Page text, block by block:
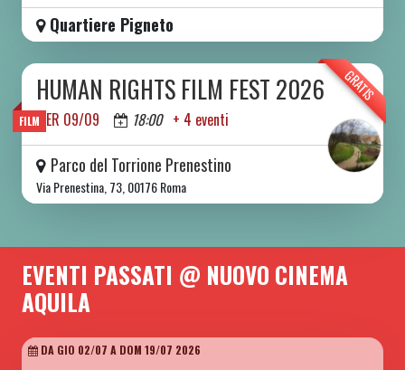
Quartiere Pigneto
FILM
GRATIS
DA MER 09/09 A DOM 13/09 2026
HUMAN RIGHTS FILM FEST 2026
MER 09/09 18:00 + 4 eventi
Parco del Torrione Prenestino
Via Prenestina, 73, 00176 Roma
EVENTI PASSATI @ NUOVO CINEMA
AQUILA
DA GIO 02/07 A DOM 19/07 2026